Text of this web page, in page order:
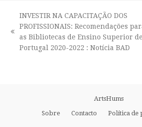
previous
post:
INVESTIR NA CAPACITAÇÃO DOS
PROFISSIONAIS: Recomendações
as Bibliotecas de Ensino Superior de
Portugal 2020-2022 : Notícia BAD
ArtsHums
Sobre
Contacto Política de